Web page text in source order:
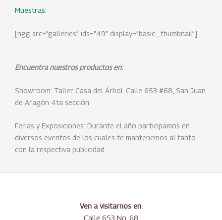
Muestras:
[ngg src=”galleries” ids=”49″ display=”basic_thumbnail”]
Encuentra nuestros productos en:
Showroom: Taller Casa del Árbol. Calle 653 #68, San Juan
de Aragón 4ta sección.
Ferias y Exposiciones: Durante el año participamos en
diversos eventos de los cuales te mantenemos al tanto
con la respectiva publicidad.
Ven a visitarnos en:
Calle 653 No. 68